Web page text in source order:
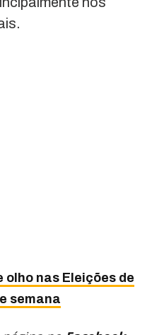
olho nas Eleições de
semana